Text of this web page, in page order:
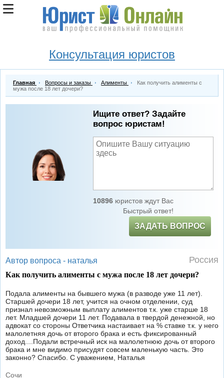
Консультация юристов
Главная Вопросы и заказы Алименты
Как получить алименты с
мужа после 18 лет дочери?
Ищите ответ? Задайте
вопрос юристам!
10896юристов ждут Вас
Быстрый ответ!
ЗАДАТЬ ВОПРОС
Автор вопроса - наталья Россия
Как получить алименты с мужа после 18 лет дочери?
Подала алименты на бывшего мужа (в разводе уже 11 лет).
Старшей дочери 18 лет, учится на очном отделении, суд
признал невозможным выплату алиментов т.к. уже старше 18
лет. Младшей дочери 11 лет. Подавала в твердой денежной, но
адвокат со стороны Ответчика настаивает на % ставке т.к. у него
малолетняя дочь от второго брака и есть фиксированный
доход....Подали встречный иск на малолетнюю дочь от второго
брака и мне видимо присудят совсем маленькую часть. Это
законно? Спасибо. С уважением, Наталья
Сочи